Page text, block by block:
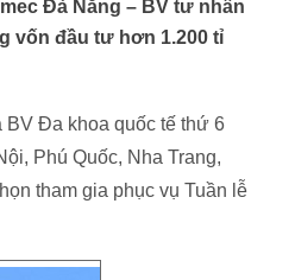
Đà Nẵng – BV tư nhân
vốn đầu tư hơn 1.200 tỉ
BV Đa khoa quốc tế thứ 6
Phú Quốc, Nha Trang,
tham gia phục vụ Tuần lễ